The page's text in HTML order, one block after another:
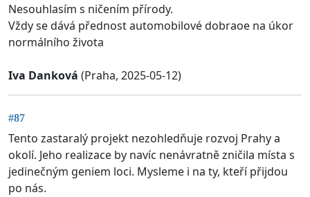
Nesouhlasím s ničením přírody.
Vždy se dává přednost automobilové dobraoe na úkor
normálního života
Iva Danková (Praha, 2025-05-12)
#87
Tento zastaralý projekt nezohledňuje rozvoj Prahy a
okolí. Jeho realizace by navíc nenávratně zničila místa s
jedinečným geniem loci. Mysleme i na ty, kteří přijdou
po nás.